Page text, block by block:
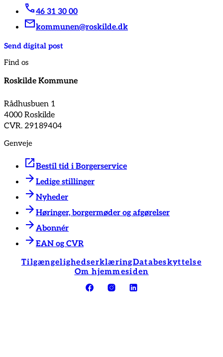
46 31 30 00
kommunen@roskilde.dk
Send digital post
Find os
Roskilde Kommune
Rådhusbuen 1
4000 Roskilde
CVR. 29189404
Genveje
Bestil tid i Borgerservice
Ledige stillinger
Nyheder
Høringer, borgermøder og afgørelser
Abonnér
EAN og CVR
TilgængelighedserklæringDatabeskyttelse
Om hjemmesiden